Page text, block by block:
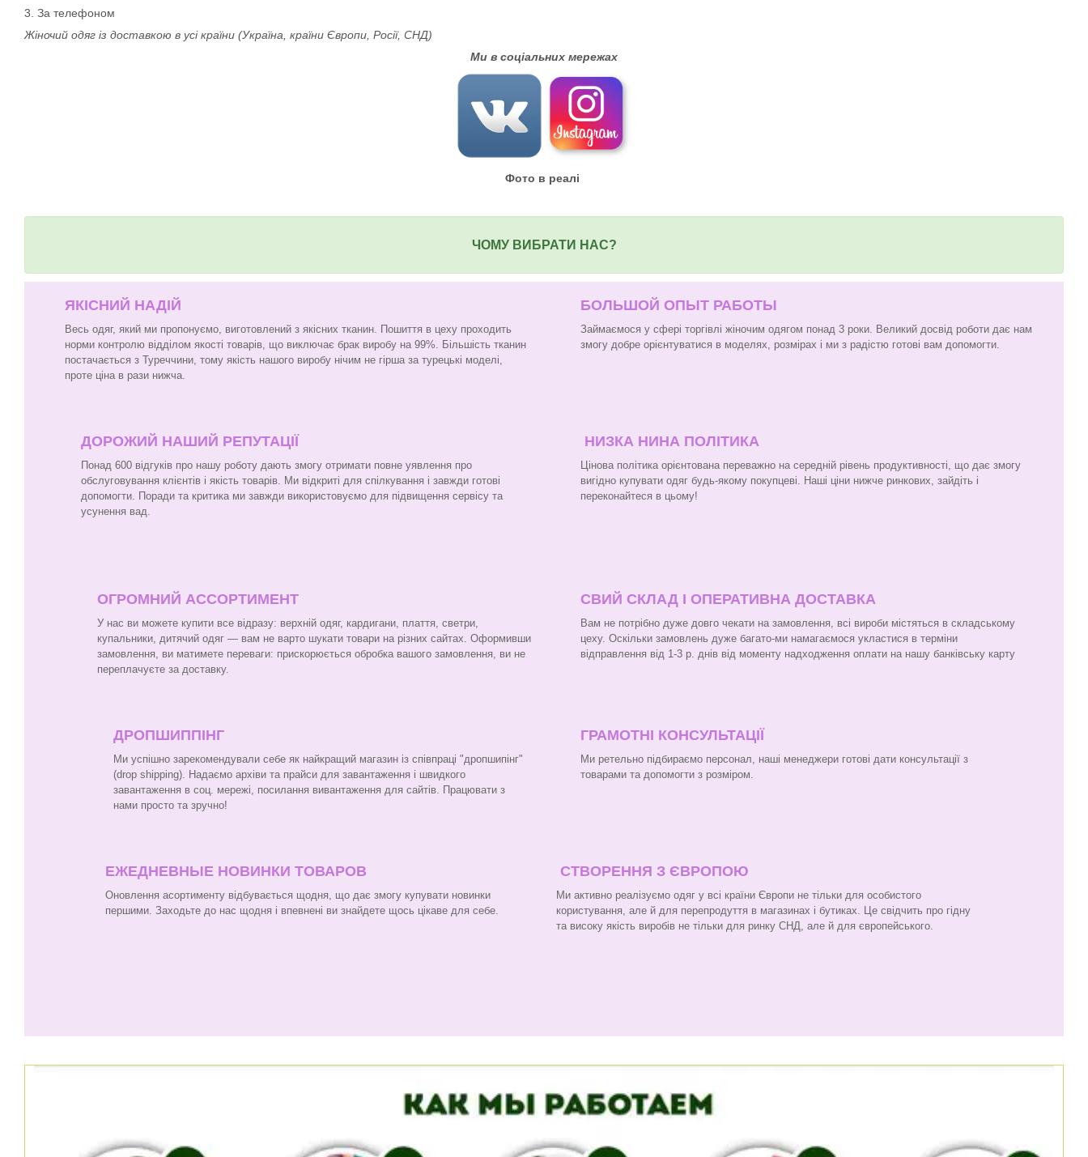
3. За телефоном
Жіночий одяг із доставкою в усі країни (Україна, країни Європи, Росії, СНД)
Ми в соціальних мережах
Фото в реалі
ЧОМУ ВИБРАТИ НАС?
ЯКІСНИЙ НАДІЙ
Весь одяг, який ми пропонуємо, виготовлений з якісних тканин. Пошиття в цеху проходить
норми контролю відділом якості товарів, що виключає брак виробу на 99%. Більшість тканин
постачається з Туреччини, тому якість нашого виробу нічим не гірша за турецькі моделі,
проте ціна в рази нижча.
БОЛЬШОЙ ОПЫТ РАБОТЫ
Займаємося у сфері торгівлі жіночим одягом понад 3 роки. Великий досвід роботи дає нам
змогу добре орієнтуватися в моделях, розмірах і ми з радістю готові вам допомогти.
ДОРОЖИЙ НАШИЙ РЕПУТАЦІЇ
Понад 600 відгуків про нашу роботу дають змогу отримати повне уявлення про
обслуговування клієнтів і якість товарів. Ми відкриті для спілкування і завжди готові
допомогти. Поради та критика ми завжди використовуємо для підвищення сервісу та
усунення вад.
НИЗКА НИНА ПОЛІТИКА
Цінова політика орієнтована переважно на середній рівень продуктивності, що дає змогу
вигідно купувати одяг будь-якому покупцеві. Наші ціни нижче ринкових, зайдіть і
переконайтеся в цьому!
ОГРОМНИЙ АССОРТИМЕНТ
У нас ви можете купити все відразу: верхній одяг, кардигани, плаття, светри,
купальники, дитячий одяг — вам не варто шукати товари на різних сайтах. Оформивши
замовлення, ви матимете переваги: прискорюється обробка вашого замовлення, ви не
переплачуєте за доставку.
СВИЙ СКЛАД І ОПЕРАТИВНА ДОСТАВКА
Вам не потрібно дуже довго чекати на замовлення, всі вироби містяться в складському
цеху. Оскільки замовлень дуже багато-ми намагаємося укластися в терміни
відправлення від 1-3 р. днів від моменту надходження оплати на нашу банківську карту
ДРОПШИППІНГ
Ми успішно зарекомендували себе як найкращий магазин із співпраці "дропшипінг"
(drop shipping). Надаємо архіви та прайси для завантаження і швидкого
завантаження в соц. мережі, посилання вивантаження для сайтів. Працювати з
нами просто та зручно!
ГРАМОТНІ КОНСУЛЬТАЦІЇ
Ми ретельно підбираємо персонал, наші менеджери готові дати консультації з
товарами та допомогти з розміром.
ЕЖЕДНЕВНЫЕ НОВИНКИ ТОВАРОВ
Оновлення асортименту відбувається щодня, що дає змогу купувати новинки
першими. Заходьте до нас щодня і впевнені ви знайдете щось цікаве для себе.
СТВОРЕННЯ З ЄВРОПОЮ
Ми активно реалізуємо одяг у всі країни Європи не тільки для особистого
користування, але й для перепродуття в магазинах і бутиках. Це свідчить про гідну
та високу якість виробів не тільки для ринку СНД, але й для європейського.